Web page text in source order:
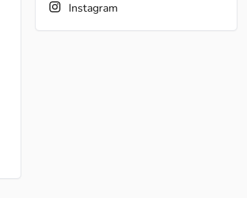
Instagram